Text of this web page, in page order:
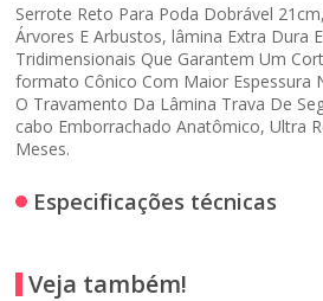
Serrote Reto Para Poda Dobrável
Árvores E Arbustos, lâmina Extra Dura
Tridimensionais Que Garantem Um
formato Cônico Com Maior Espessura
O Travamento Da Lâmina Trava De
cabo Emborrachado Anatômico, Ultra
Meses.
Especificações técnicas
Veja também!